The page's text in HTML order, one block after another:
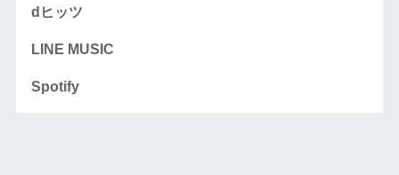
dヒッツ
LINE MUSIC
Spotify